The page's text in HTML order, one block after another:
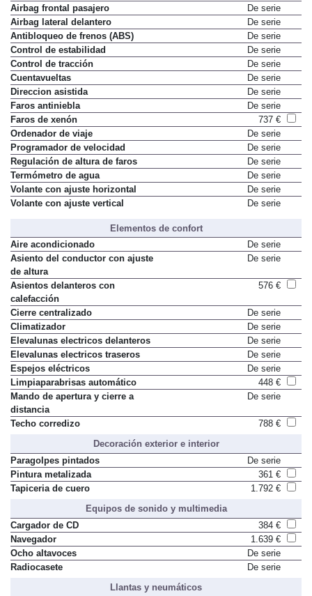
Airbag frontal pasajero
De serie
Airbag lateral delantero
De serie
Antibloqueo de frenos (ABS)
De serie
Control de estabilidad
De serie
Control de tracción
De serie
Cuentavueltas
De serie
Direccion asistida
De serie
Faros antiniebla
De serie
Faros de xenón
737 €
Ordenador de viaje
De serie
Programador de velocidad
De serie
Regulación de altura de faros
De serie
Termómetro de agua
De serie
Volante con ajuste horizontal
De serie
Volante con ajuste vertical
De serie
Elementos de confort
Aire acondicionado
De serie
Asiento del conductor con ajuste
de altura
De serie
Asientos delanteros con
calefacción
576 €
Cierre centralizado
De serie
Climatizador
De serie
Elevalunas electricos delanteros
De serie
Elevalunas electricos traseros
De serie
Espejos eléctricos
De serie
Limpiaparabrisas automático
448 €
Mando de apertura y cierre a
distancia
De serie
Techo corredizo
788 €
Decoración exterior e interior
Paragolpes pintados
De serie
Pintura metalizada
361 €
Tapiceria de cuero
1.792 €
Equipos de sonido y multimedia
Cargador de CD
384 €
Navegador
1.639 €
Ocho altavoces
De serie
Radiocasete
De serie
Llantas y neumáticos